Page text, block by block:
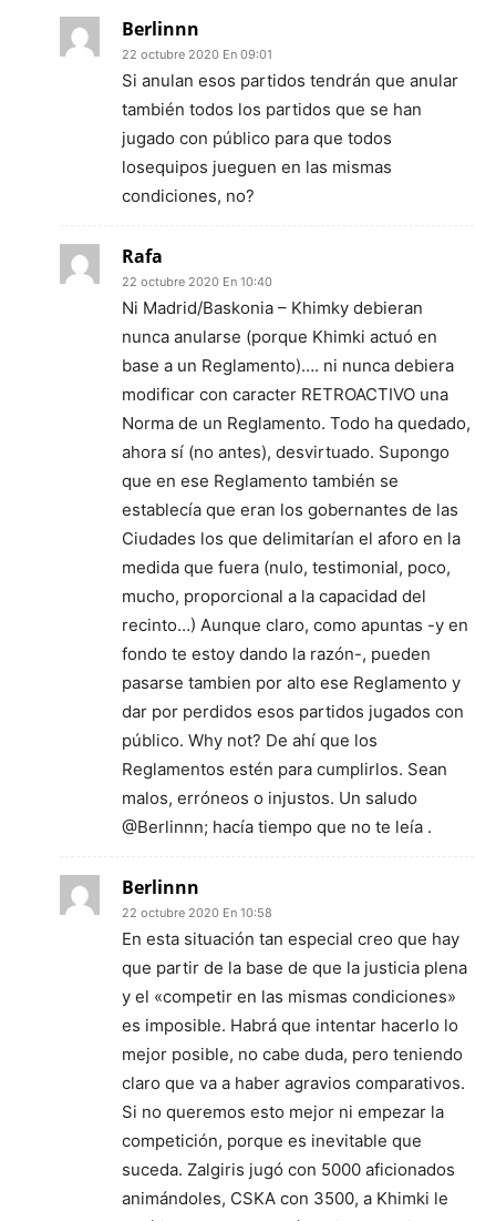
Berlinnn
22 octubre 2020 En 09:01
Si anulan esos partidos tendrán que anular
también todos los partidos que se han
jugado con público para que todos
losequipos jueguen en las mismas
condiciones, no?
Rafa
22 octubre 2020 En 10:40
Ni Madrid/Baskonia – Khimky debieran
nunca anularse (porque Khimki actuó en
base a un Reglamento)…. ni nunca debiera
modificar con caracter RETROACTIVO una
Norma de un Reglamento. Todo ha quedado,
ahora sí (no antes), desvirtuado. Supongo
que en ese Reglamento también se
establecía que eran los gobernantes de las
Ciudades los que delimitarían el aforo en la
medida que fuera (nulo, testimonial, poco,
mucho, proporcional a la capacidad del
recinto…) Aunque claro, como apuntas -y en
fondo te estoy dando la razón-, pueden
pasarse tambien por alto ese Reglamento y
dar por perdidos esos partidos jugados con
público. Why not? De ahí que los
Reglamentos estén para cumplirlos. Sean
malos, erróneos o injustos. Un saludo
@Berlinnn; hacía tiempo que no te leía .
Berlinnn
22 octubre 2020 En 10:58
En esta situación tan especial creo que hay
que partir de la base de que la justicia plena
y el «competir en las mismas condiciones»
es imposible. Habrá que intentar hacerlo lo
mejor posible, no cabe duda, pero teniendo
claro que va a haber agravios comparativos.
Si no queremos esto mejor ni empezar la
competición, porque es inevitable que
suceda. Zalgiris jugó con 5000 aficionados
animándoles, CSKA con 3500, a Khimki le